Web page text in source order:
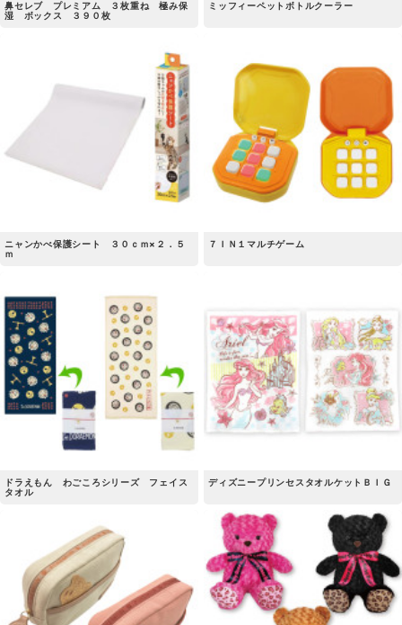
鼻セレブ プレミアム ３枚重ね 極み保
湿 ボックス ３９０枚
ミッフィーペットボトルクーラー
ニャンかべ保護シート ３０ｃｍ×２．５
ｍ
７ＩＮ１マルチゲーム
ドラえもん わごころシリーズ フェイス
タオル
ディズニープリンセスタオルケットＢＩＧ